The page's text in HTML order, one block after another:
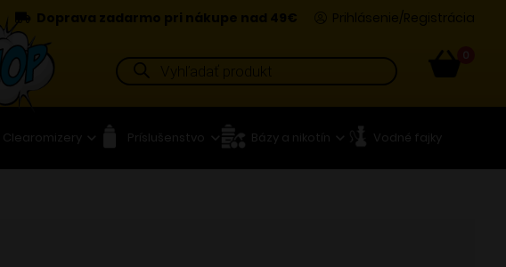
Doprava zadarmo pri nákupe nad 49€ Prihlásenie/Registrácia
Products
search
Clearomizery Príslušenstvo Bázy a nikotín Vodné fajky